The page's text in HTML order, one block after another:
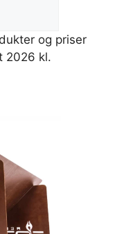
og priser
2026 kl.